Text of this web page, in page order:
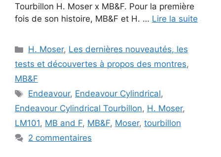
Tourbillon H. Moser x MB&F. Pour la première
fois de son histoire, MB&F et H. … Lire la suite
Catégories
H. Moser, Les dernières nouveautés, les
tests et découvertes à propos des montres,
MB&F
Étiquettes
Endeavour, Endeavour Cylindrical,
Endeavour Cylindrical Tourbillon, H. Moser,
LM101, MB and F, MB&F, Moser, tourbillon
2 commentaires